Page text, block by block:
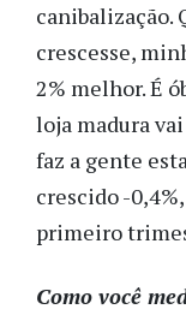
canibalização.
crescesse,
2% melhor. É
loja madura
faz a gente
crescido -
primeiro
Como você